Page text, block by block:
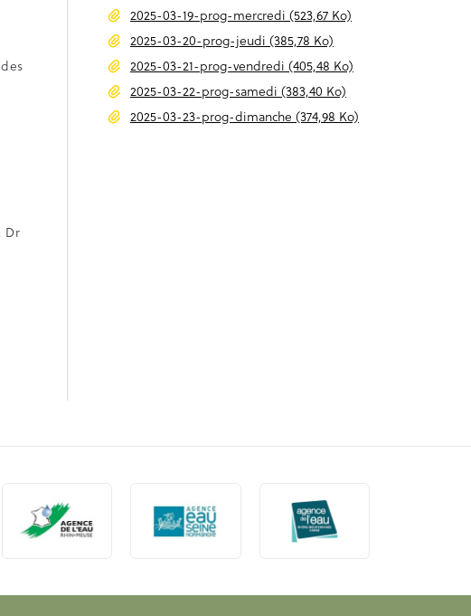
Dr
2025-03-19-prog-mercredi (523,67 Ko)
2025-03-20-prog-jeudi (385,78 Ko)
2025-03-21-prog-vendredi (405,48 Ko)
2025-03-22-prog-samedi (383,40 Ko)
2025-03-23-prog-dimanche (374,98 Ko)